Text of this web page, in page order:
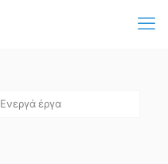
Ενεργά έργα